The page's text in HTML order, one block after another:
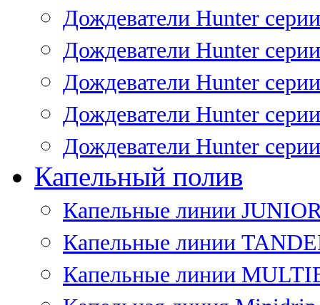
Дождеватели Hunter
Дождеватели Hunter
Дождеватели Hunter
Дождеватели Hunter
Дождеватели Hunter
Капельный полив
Капельные линии
Капельные линии
Капельные линии